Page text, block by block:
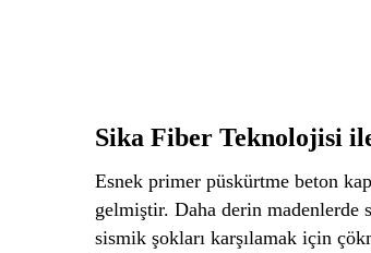
Sika Fiber Teknolojisi
Esnek primer püskürtme beton
gelmiştir. Daha derin madenlerde
sismik şokları karşılamak için